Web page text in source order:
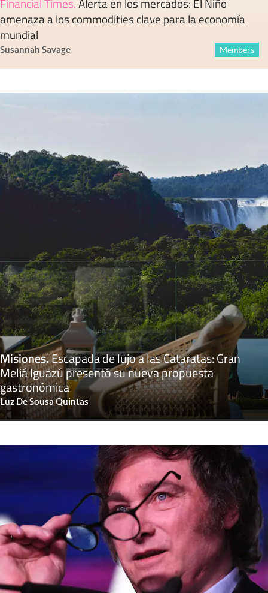
amenaza a los commodities clave para la economía
mundial
Susannah Savage Members
Misiones.Escapada de lujo a las Cataratas: Gran
Meliá Iguazú presentó su nueva propuesta
gastronómica
Luz De Sousa Quintas